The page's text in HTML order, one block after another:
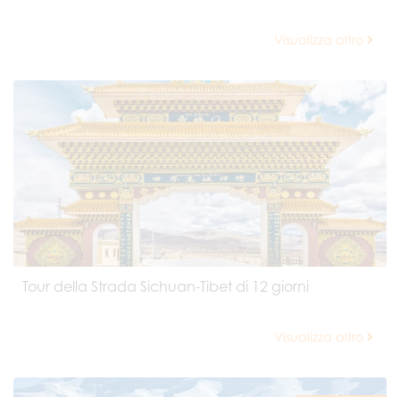
Visualizza altro
Tour della Strada Sichuan-Tibet di 12 giorni
Visualizza altro